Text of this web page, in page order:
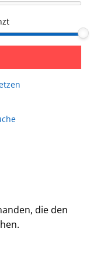
die den